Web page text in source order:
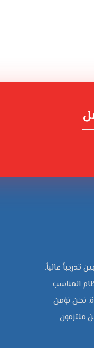
تدريباً عالياً،
المناسب
نحن نؤمن
ملتزمون